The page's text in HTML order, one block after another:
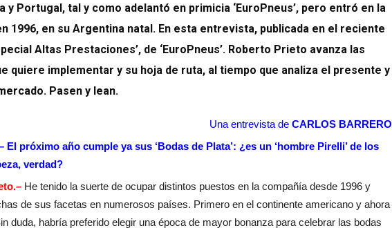
y Portugal, tal y como adelantó en primicia ‘EuroPneus’, pero entró en la
1996, en su Argentina natal. En esta entrevista, publicada en el reciente
Altas Prestaciones’, de ‘EuroPneus’. Roberto Prieto avanza las
quiere implementar y su hoja de ruta, al tiempo que analiza el presente y
Pasen y lean.
Una entrevista de CARLOS BARRERO
El próximo año cumple ya sus ‘Bodas de Plata’: ¿es un ‘hombre Pirelli’ de los
verdad?
He tenido la suerte de ocupar distintos puestos en la compañía desde 1996 y
de sus facetas en numerosos países. Primero en el continente americano y ahora
duda, habría preferido elegir una época de mayor bonanza para celebrar las bodas